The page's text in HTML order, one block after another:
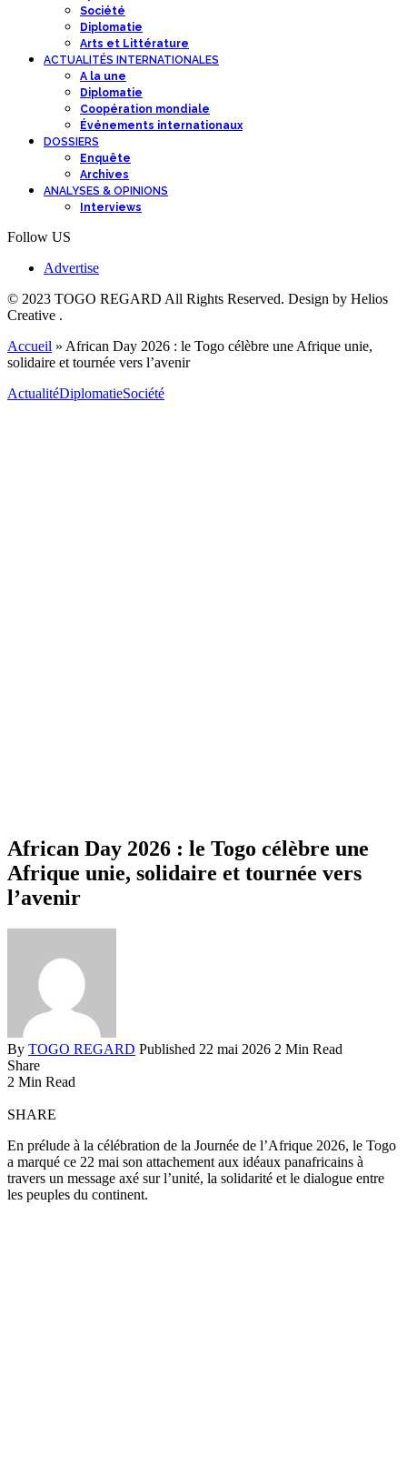
Société
Diplomatie
Arts et Littérature
ACTUALITÉS INTERNATIONALES
A la une
Diplomatie
Coopération mondiale
Événements internationaux
DOSSIERS
Enquête
Archives
ANALYSES & OPINIONS
Interviews
Follow US
Advertise
© 2023 TOGO REGARD All Rights Reserved. Design by Helios
Creative .
Accueil » African Day 2026 : le Togo célèbre une Afrique unie,
solidaire et tournée vers l’avenir
ActualitéDiplomatieSociété
African Day 2026 : le Togo célèbre une
Afrique unie, solidaire et tournée vers
l’avenir
By TOGO REGARD Published 22 mai 2026 2 Min Read
Share
2 Min Read
SHARE
En prélude à la célébration de la Journée de l’Afrique 2026, le Togo
a marqué ce 22 mai son attachement aux idéaux panafricains à
travers un message axé sur l’unité, la solidarité et le dialogue entre
les peuples du continent.